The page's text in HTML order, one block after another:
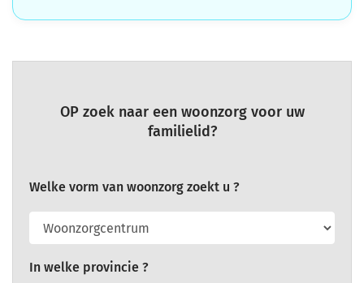
OP zoek naar een woonzorg voor uw
familielid?
Welke vorm van woonzorg zoekt u ?
In welke provincie ?